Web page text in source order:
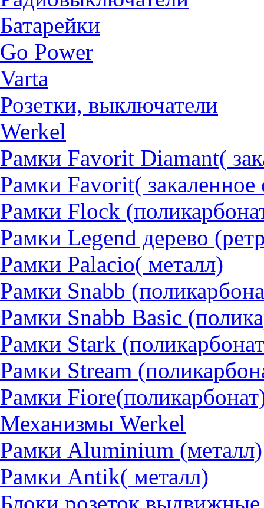
Батарейки
Go Power
Varta
Розетки, выключатели
Werkel
Рамки Favorit Diamant(
Рамки Favorit( закаленное
Рамки Flock
Рамки Legend дерево
Рамки Palacio( металл)
Рамки Snabb
Рамки Snabb Basic
Рамки Stark
Рамки Stream
Рамки
Механизмы Werkel
Рамки Aluminium (металл)
Рамки Antik( металл)